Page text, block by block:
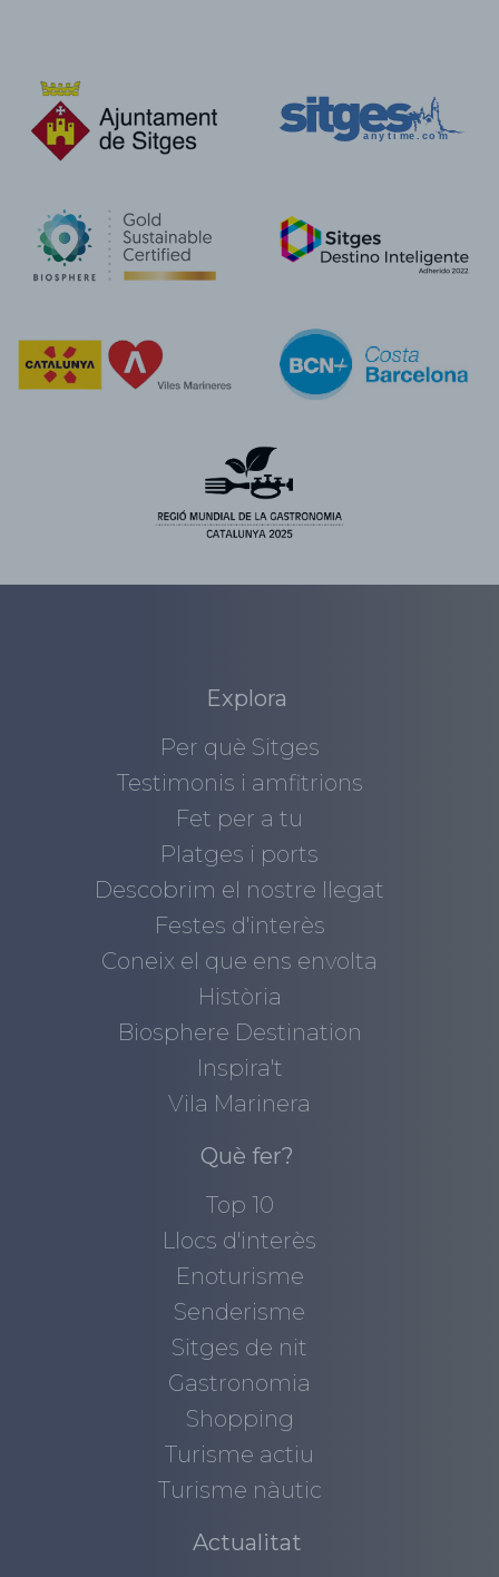
Explora
Per què Sitges
Testimonis i amfitrions
Fet per a tu
Platges i ports
Descobrim el nostre llegat
Festes d'interès
Coneix el que ens envolta
Història
Biosphere Destination
Inspira't
Vila Marinera
Què fer?
Top 10
Llocs d'interès
Enoturisme
Senderisme
Sitges de nit
Gastronomia
Shopping
Turisme actiu
Turisme nàutic
Actualitat